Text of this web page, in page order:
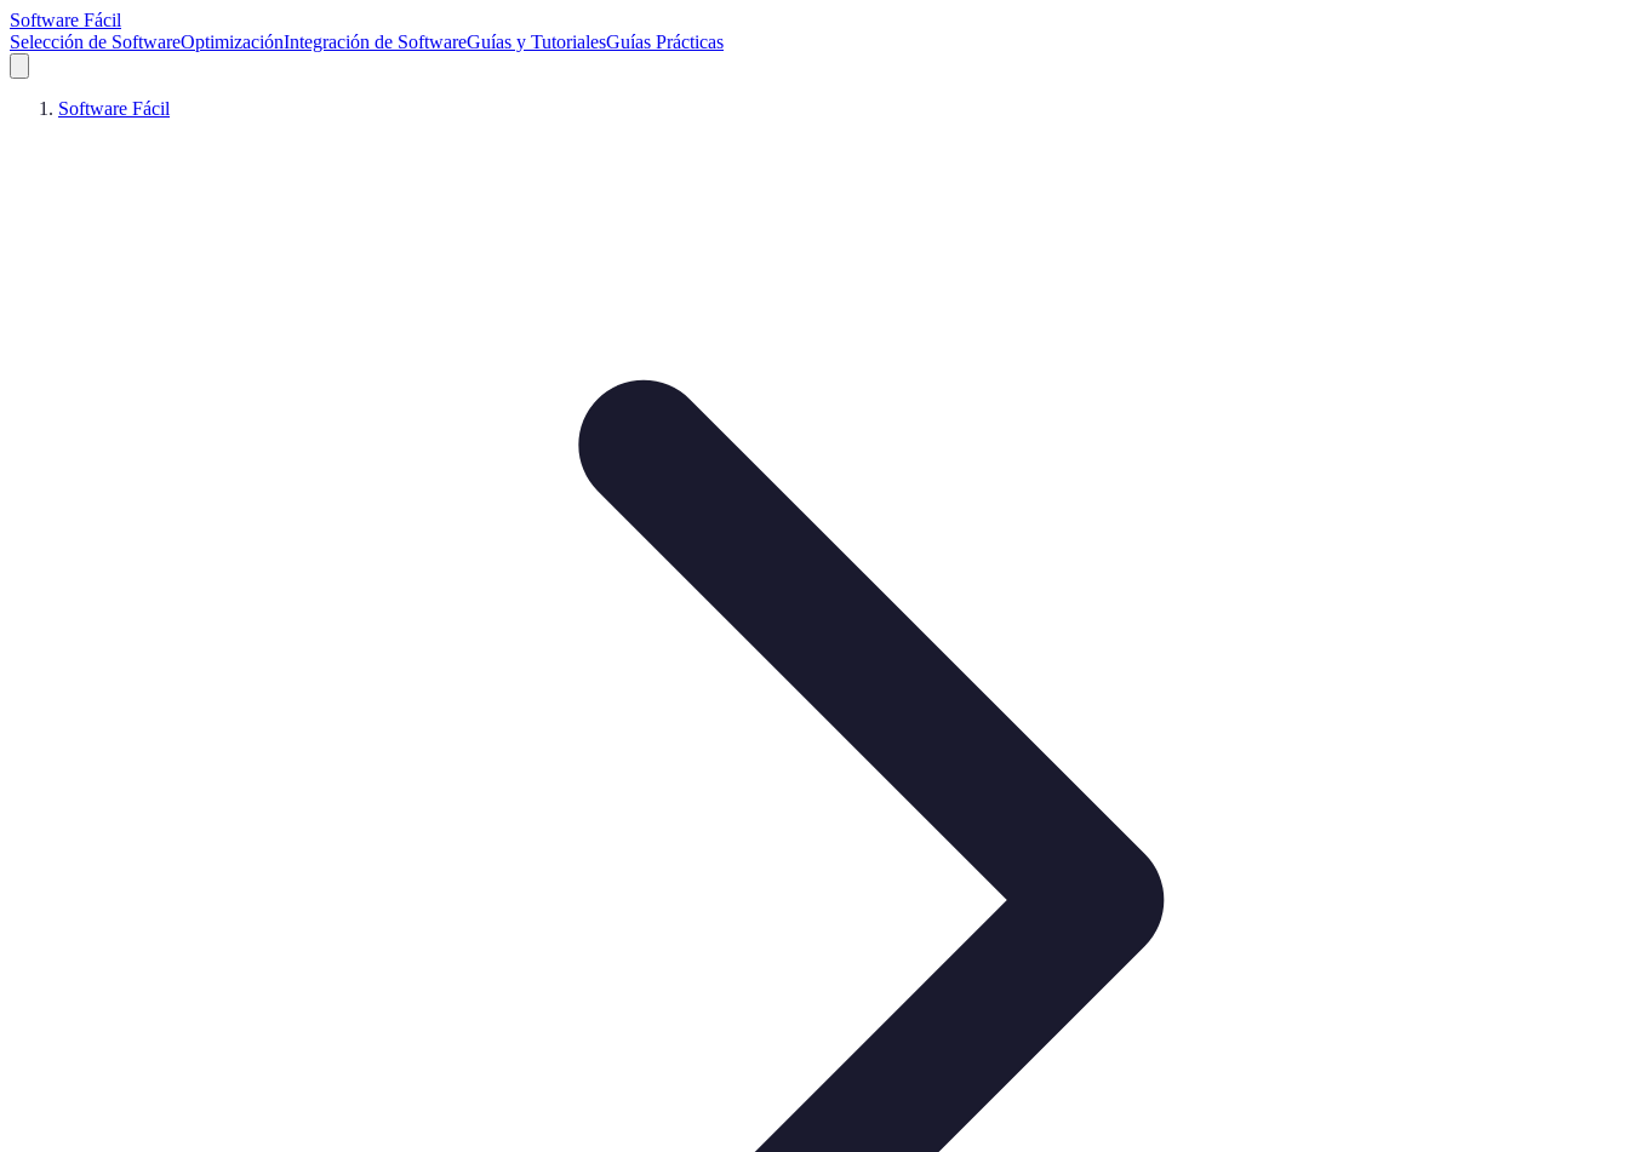
Software Fácil
Selección de SoftwareOptimizaciónIntegración de SoftwareGuías y TutorialesGuías Prácticas
Software Fácil